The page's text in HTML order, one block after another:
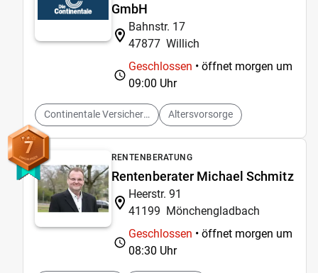
GmbH
Bahnstr. 17
47877 Willich
Geschlossen • öffnet morgen um
09:00 Uhr
Continentale Versicherung Altersvorsorge
7 RENTENBERATUNG
Rentenberater Michael Schmitz
Heerstr. 91
41199 Mönchengladbach
Geschlossen • öffnet morgen um
08:30 Uhr